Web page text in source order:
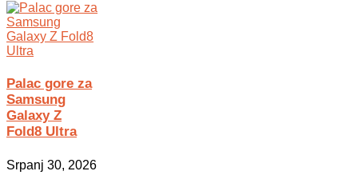
Palac gore za
Samsung
Galaxy Z
Fold8 Ultra
Srpanj 30, 2026